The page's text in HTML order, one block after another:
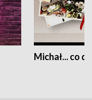
Michał... co